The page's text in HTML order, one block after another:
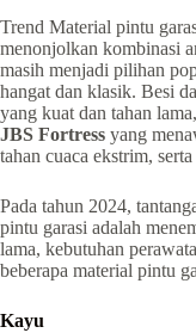
Trend Material pintu
menonjolkan kombinasi
masih menjadi pilihan
hangat dan klasik. Besi
yang kuat dan tahan
JBS Fortress yang
tahan cuaca ekstrim,
Pada tahun 2024,
pintu garasi adalah
lama, kebutuhan
beberapa material pintu
Kayu